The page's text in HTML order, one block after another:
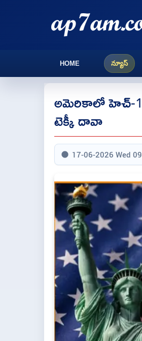
HOME న్యూస్
అమెరికాలో హెచ్-
టెక్కీ దావా
17-06-2026 Wed